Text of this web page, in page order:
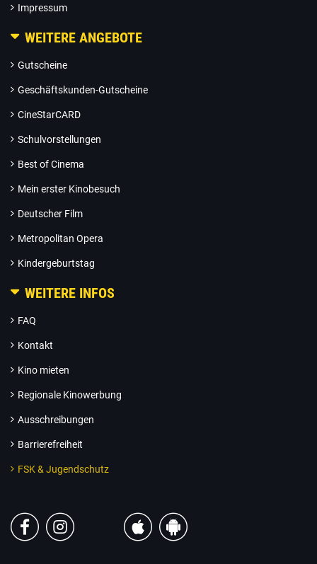
Impressum
WEITERE ANGEBOTE
Gutscheine
Geschäftskunden-Gutscheine
CineStarCARD
Schulvorstellungen
Best of Cinema
Mein erster Kinobesuch
Deutscher Film
Metropolitan Opera
Kindergeburtstag
WEITERE INFOS
FAQ
Kontakt
Kino mieten
Regionale Kinowerbung
Ausschreibungen
Barrierefreiheit
FSK & Jugendschutz